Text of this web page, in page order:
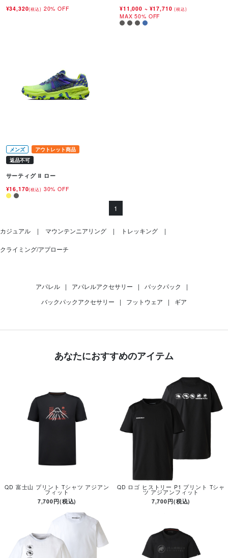
¥34,320(税込) 20% OFF
¥11,000 ~ ¥17,710(税込)
MAX 50% OFF
メンズ
アウトレット商品
返品不可
サーティグ II ロー
¥16,170(税込) 30% OFF
1
カジュアル マウンテンニアリング トレッキング
クライミング/アプローチ
アパレル | アパレルアクセサリー | バックパック
|
バックパックアクセサリー
| フットウェア | ギア
あなたにおすすめのアイテム
QD 富士山 プリント Tシャツ アジアン
フィット
7,700円(税込)
QD ロゴ ヒストリー P1 プリント Tシャ
ツ アジアンフィット
7,700円(税込)